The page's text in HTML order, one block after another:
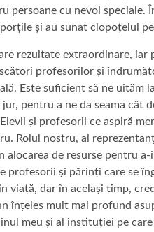
persoane cu nevoi speciale.
și au sunat clopoțelul
rezultate extraordinare, iar
profesorilor și
Este suficient să ne uităm
pentru a ne da seama cât
și profesorii ce aspiră
Rolul nostru, al
alocarea de resurse pentru
profesorii și părinți care se
viață, dar în același timp,
înțeles mult mai profund
meu și al instituției pe care